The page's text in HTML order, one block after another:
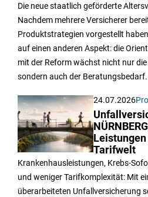
Die neue staatlich geförderte
Nachdem mehrere Versicherer
Produktstrategien vorgestellt
auf einen anderen Aspekt: die
mit der Reform wächst nicht nur
sondern auch der Beratungsbedarf.
24.07.2026
Tarifwelt
Krankenhausleistungen, Krebs-
und weniger Tarifkomplexität: Mit
überarbeiteten Unfallversicherung